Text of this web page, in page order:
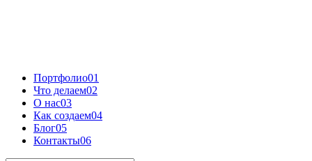
Портфолио01
Что делаем02
О нас03
Как создаем04
Блог05
Контакты06